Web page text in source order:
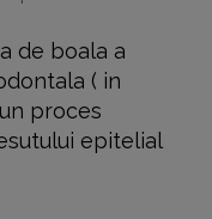
de boala a
( in
proces
epitelial